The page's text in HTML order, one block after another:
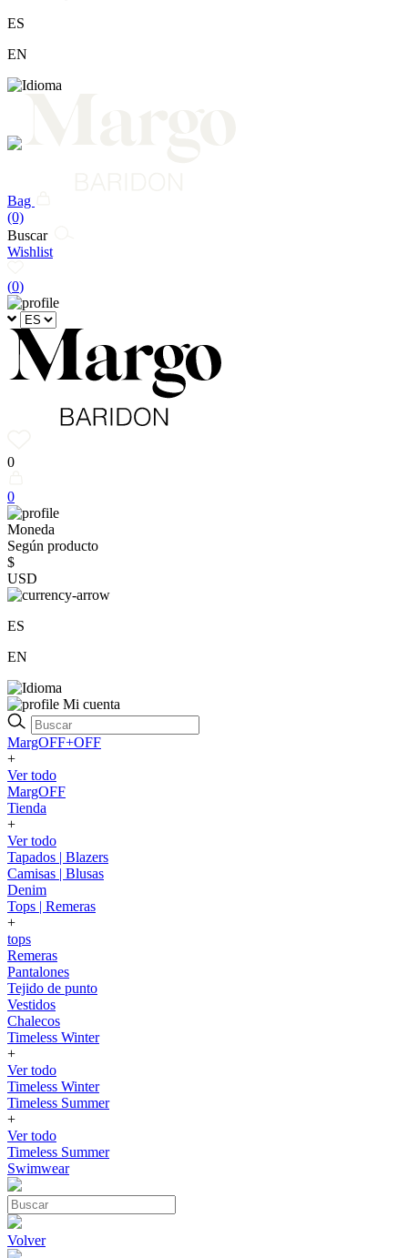
ES
EN
Bag
(0)
Buscar
Wishlist
(0)
0
0
Moneda
Según producto
$
USD
ES
EN
Mi cuenta
MargOFF+OFF
+
Ver todo
MargOFF
Tienda
+
Ver todo
Tapados | Blazers
Camisas | Blusas
Denim
Tops | Remeras
+
tops
Remeras
Pantalones
Tejido de punto
Vestidos
Chalecos
Timeless Winter
+
Ver todo
Timeless Winter
Timeless Summer
+
Ver todo
Timeless Summer
Swimwear
Volver